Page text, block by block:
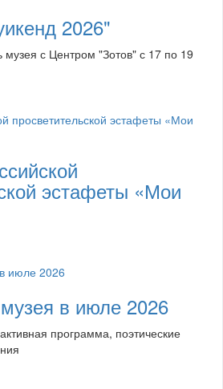
2026"
с Центром "Зотов" с 17 по 19
эстафеты «Мои
в июле 2026
программа, поэтические